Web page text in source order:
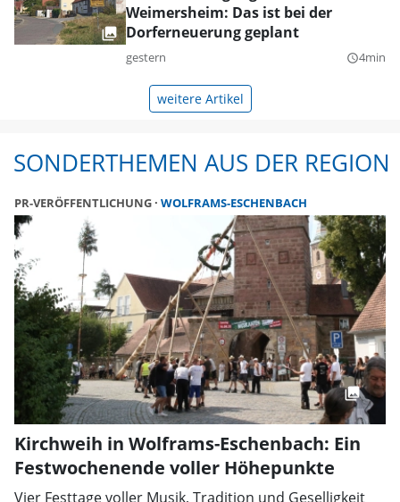
Weimersheim: Das ist bei der
Dorferneuerung geplant
gestern query_builder4min
weitere Artikel
SONDERTHEMEN AUS DER REGION
PR-VERÖFFENTLICHUNG WOLFRAMS-ESCHENBACH
Kirchweih in Wolframs-Eschenbach: Ein
Festwochenende voller Höhepunkte
Vier Festtage voller Musik, Tradition und Geselligkeit